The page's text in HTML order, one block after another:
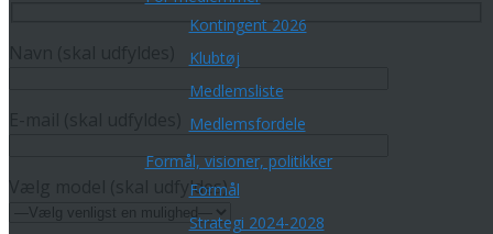
Kontingent 2026
Klubtøj
Medlemsliste
Medlemsfordele
Formål, visioner, politikker
Formål
Strategi 2024-2028
Vælg model (skal udfyldes)